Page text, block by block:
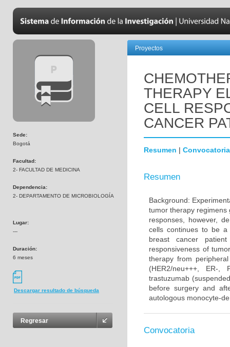
Sede:
Bogotá
Facultad:
2- FACULTAD DE MEDICINA
Dependencia:
2- DEPARTAMENTO DE MICROBIOLOGÍA
Lugar:
---
Duración:
6 meses
Descargar resultado de búsqueda
Regresar
Proyectos
THERAPY
CELL
CANCER
Resumen | Convocatoria
Resumen
Background:
tumor therapy regimens
responses, however,
cells continues to be a
breast cancer
responsiveness of
therapy from
(HER2/neu+++, ER-,
trastuzumab
before surgery and
autologous monocyte-
Convocatoria